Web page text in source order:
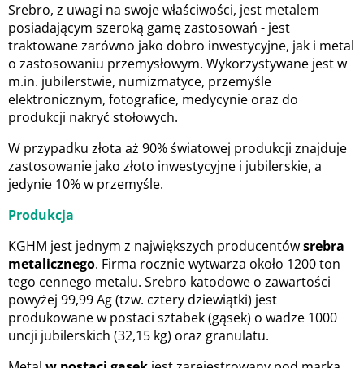
Srebro, z uwagi na swoje właściwości, jest metalem
posiadającym szeroką gamę zastosowań - jest
traktowane zarówno jako dobro inwestycyjne, jak i metal
o zastosowaniu przemysłowym. Wykorzystywane jest w
m.in. jubilerstwie, numizmatyce, przemyśle
elektronicznym, fotografice, medycynie oraz do
produkcji nakryć stołowych.
W przypadku złota aż 90% światowej produkcji znajduje
zastosowanie jako złoto inwestycyjne i jubilerskie, a
jedynie 10% w przemyśle.
Produkcja
KGHM jest jednym z największych producentówsrebra
metalicznego. Firma rocznie wytwarza około 1200 ton
tego cennego metalu. Srebro katodowe o zawartości
powyżej 99,99 Ag (tzw. cztery dziewiątki) jest
produkowane w postaci sztabek (gąsek) o wadze 1000
uncji jubilerskich (32,15 kg) oraz granulatu.